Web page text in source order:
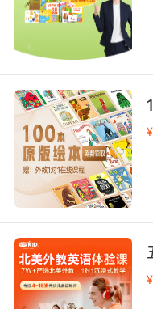
9. Well, he wasn't
was shot, he died
10. Give us the
the chandelier
出去一下 先生们
¥
¥